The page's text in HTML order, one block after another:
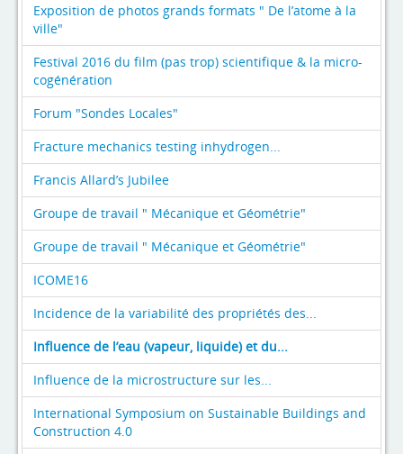
Exposition de photos grands formats " De l’atome à la
ville"
Festival 2016 du film (pas trop) scientifique & la micro-
cogénération
Forum "Sondes Locales"
Fracture mechanics testing inhydrogen...
Francis Allard’s Jubilee
Groupe de travail " Mécanique et Géométrie"
Groupe de travail " Mécanique et Géométrie"
ICOME16
Incidence de la variabilité des propriétés des...
Influence de l’eau (vapeur, liquide) et du...
Influence de la microstructure sur les...
International Symposium on Sustainable Buildings and
Construction 4.0